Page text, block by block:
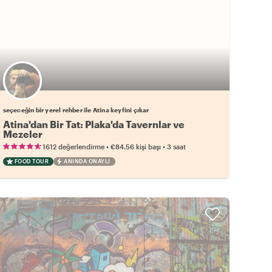
seçeceğin bir yerel rehber ile Atina keyfini çıkar
Atina'dan Bir Tat: Plaka'da Tavernlar ve
Mezeler
1612 değerlendirme• €84.56 kişi başı• 3 saat
FOOD TOUR ANINDA ONAYLI